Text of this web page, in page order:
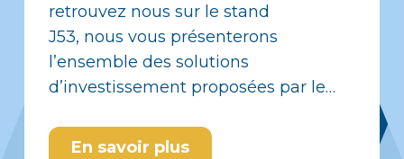
retrouvez nous sur le stand
J53, nous vous présenterons
l’ensemble des solutions
d’investissement proposées par le…
En savoir plus